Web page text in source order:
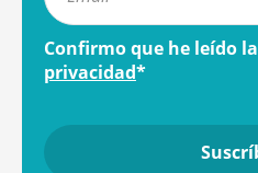
Confirmo que he leído la
privacidad*